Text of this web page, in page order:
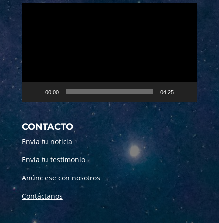
00:00 04:25
CONTACTO
Envía tu noticia
Envía tu testimonio
Anúnciese con nosotros
Contáctanos